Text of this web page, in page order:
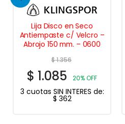
Lija Disco en Seco
Antiempaste c/ Velcro –
Abrojo 150 mm. – 0600
$1.356
$ 1.085 20% OFF
3 cuotas SIN INTERES de:
$ 362